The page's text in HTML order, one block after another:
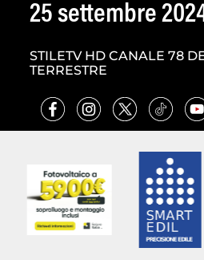
25 settembre
STILETV HD CANALE 78
TERRESTRE